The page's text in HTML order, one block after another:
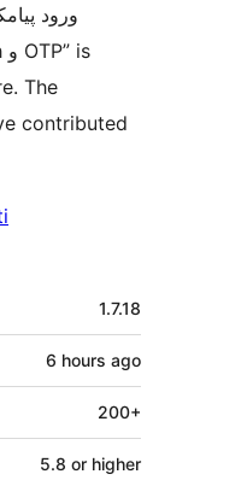
The
contributed
1.7.18
6 hours ago
200+
5.8 or higher